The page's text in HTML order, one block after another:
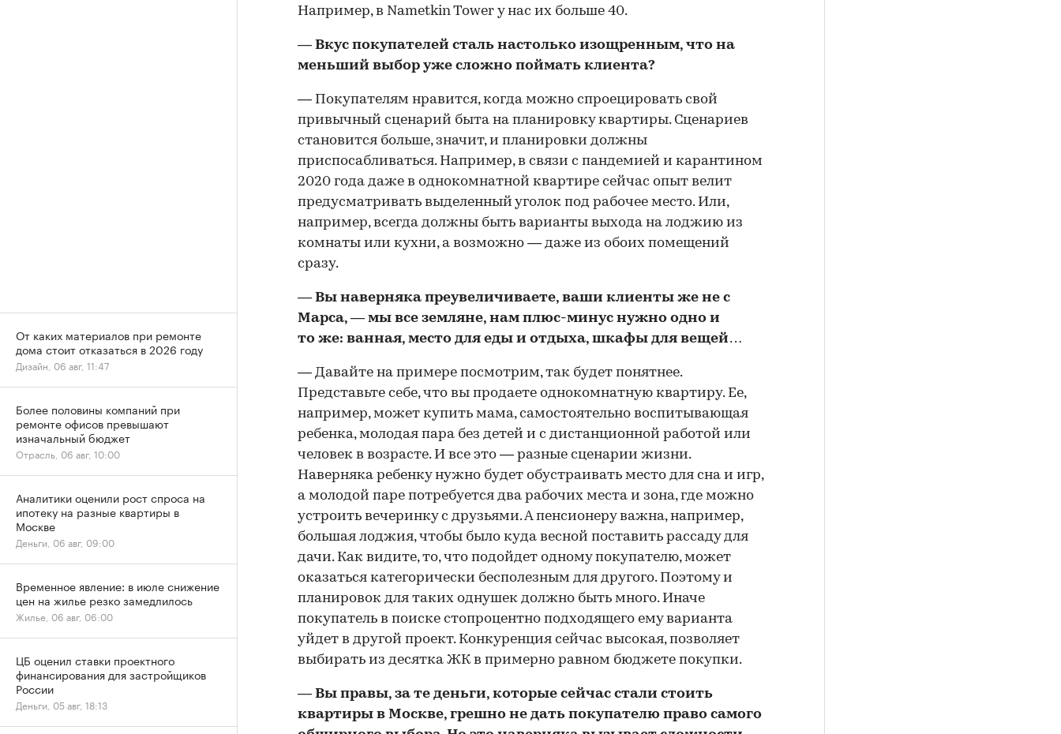
Например, в Nametkin Tower у нас их больше 40.
— Вкус покупателей сталь настолько изощренным, что на
меньший выбор уже сложно поймать клиента?
— Покупателям нравится, когда можно спроецировать свой
привычный сценарий быта на планировку квартиры. Сценариев
становится больше, значит, и планировки должны
приспосабливаться. Например, в связи с пандемией и карантином
2020 года даже в однокомнатной квартире сейчас опыт велит
предусматривать выделенный уголок под рабочее место. Или,
например, всегда должны быть варианты выхода на лоджию из
комнаты или кухни, а возможно — даже из обоих помещений
сразу.
— Вы наверняка преувеличиваете, ваши клиенты же не с
Марса, — мы все земляне, нам плюс-минус нужно одно и
то же: ванная, место для еды и отдыха, шкафы для вещей…
— Давайте на примере посмотрим, так будет понятнее.
Представьте себе, что вы продаете однокомнатную квартиру. Ее,
например, может купить мама, самостоятельно воспитывающая
ребенка, молодая пара без детей и с дистанционной работой или
человек в возрасте. И все это — разные сценарии жизни.
Наверняка ребенку нужно будет обустраивать место для сна и игр,
а молодой паре потребуется два рабочих места и зона, где можно
устроить вечеринку с друзьями. А пенсионеру важна, например,
большая лоджия, чтобы было куда весной поставить рассаду для
дачи. Как видите, то, что подойдет одному покупателю, может
оказаться категорически бесполезным для другого. Поэтому и
планировок для таких однушек должно быть много. Иначе
покупатель в поиске стопроцентно подходящего ему варианта
уйдет в другой проект. Конкуренция сейчас высокая, позволяет
выбирать из десятка ЖК в примерно равном бюджете покупки.
— Вы правы, за те деньги, которые сейчас стали стоить
квартиры в Москве, грешно не дать покупателю право самого
От каких материалов при ремонте
дома стоит отказаться в 2026 году
Дизайн, 06 авг, 11:47
Более половины компаний при
ремонте офисов превышают
изначальный бюджет
Отрасль, 06 авг, 10:00
Аналитики оценили рост спроса на
ипотеку на разные квартиры в
Москве
Деньги, 06 авг, 09:00
Временное явление: в июле снижение
цен на жилье резко замедлилось
Жилье, 06 авг, 06:00
ЦБ оценил ставки проектного
финансирования для застройщиков
России
Деньги, 05 авг, 18:13